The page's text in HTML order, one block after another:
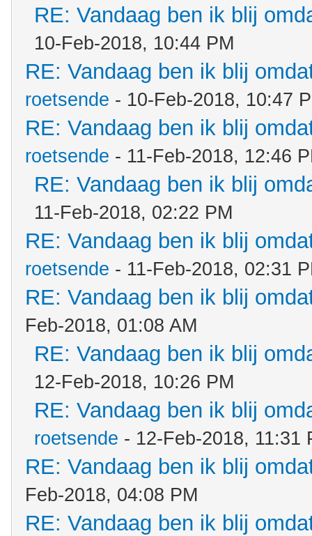
RE: Vandaag ben ik blij
10-Feb-2018, 10:44 PM
RE: Vandaag ben ik blij
roetsende - 10-Feb-2018, 10:47
RE: Vandaag ben ik blij
roetsende - 11-Feb-2018, 12:46
RE: Vandaag ben ik blij
11-Feb-2018, 02:22 PM
RE: Vandaag ben ik blij
roetsende - 11-Feb-2018, 02:31
RE: Vandaag ben ik blij
Feb-2018, 01:08 AM
RE: Vandaag ben ik blij
12-Feb-2018, 10:26 PM
RE: Vandaag ben ik blij
roetsende - 12-Feb-2018, 11:31
RE: Vandaag ben ik blij
Feb-2018, 04:08 PM
RE: Vandaag ben ik blij